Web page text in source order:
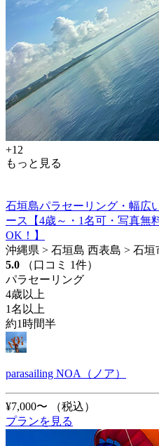
+12
もっと見る
石垣島パラセーリング・幅広
ース【4歳～・1名可・写真無
OK！】
沖縄県 > 石垣島 西表島 > 石垣
5.0
（口コミ 1件）
パラセーリング
4歳以上
1名以上
約1時間半
parasailing NOA（ノア）
¥7,000〜
（税込）
プランを見る